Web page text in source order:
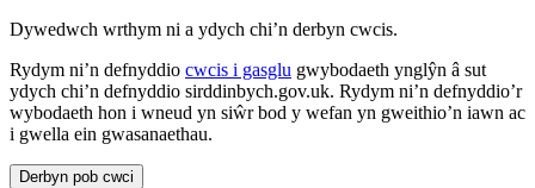
Dywedwch wrthym ni a ydych chi’n derbyn cwcis.
Rydym ni’n defnyddio cwcis i gasglu gwybodaeth ynglŷn â sut
ydych chi’n defnyddio sirddinbych.gov.uk. Rydym ni’n defnyddio’r
wybodaeth hon i wneud yn siŵr bod y wefan yn gweithio’n iawn ac
i gwella ein gwasanaethau.
Derbyn pob cwci